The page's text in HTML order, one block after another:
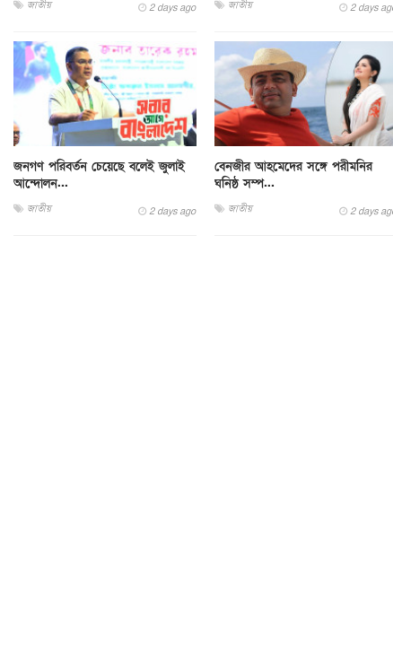
জাতীয় 2 days ago জাতীয় 2 days ago
জনগণ পরিবর্তন চেয়েছে বলেই জুলাই
আন্দোলন...
জাতীয় 2 days ago
বেনজীর আহমেদের সঙ্গে পরীমনির
ঘনিষ্ঠ সম্প...
জাতীয় 2 days ago